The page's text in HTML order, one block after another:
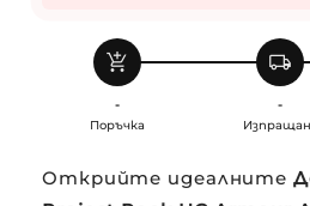
add_shopping_cart
-
Поръчка
local_shipping
-
Открийте идеалните